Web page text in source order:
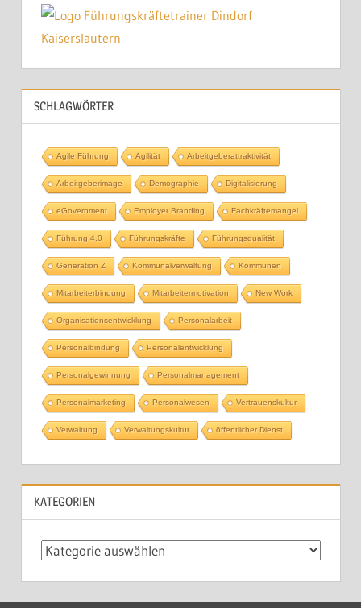
SCHLAGWÖRTER
Agile Führung Agilität Arbeitgeberattraktivität
Arbeitgeberimage Demographie Digitalisierung
eGovernment Employer Branding Fachkräftemangel
Führung 4.0 Führungskräfte Führungsqualität
Generation Z Kommunalverwaltung Kommunen
Mitarbeiterbindung Mitarbeitermotivation New Work
Organisationsentwicklung Personalarbeit
Personalbindung Personalentwicklung
Personalgewinnung Personalmanagement
Personalmarketing Personalwesen Vertrauenskultur
Verwaltung Verwaltungskultur öffentlicher Dienst
KATEGORIEN
Kategorien